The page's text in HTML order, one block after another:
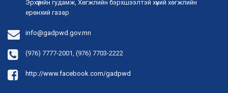
Эрхүүгийн гудамж, Хөгжлийн бэрхшээлтэй хүний хөгжлийн
ерөнхий газар
info@gadpwd.gov.mn
(976) 7777-2001, (976) 7703-2222
http://www.facebook.com/gadpwd